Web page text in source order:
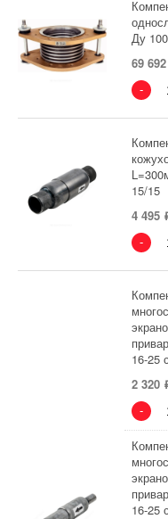
Ду
69 692
-
15/15
4 495
-
16-25
2 320
-
16-25